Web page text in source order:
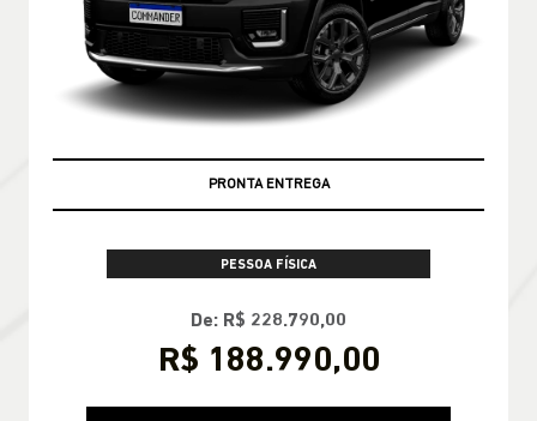
PRONTA ENTREGA
PESSOA FÍSICA
De: R$ 228.790,00
R$ 188.990,00